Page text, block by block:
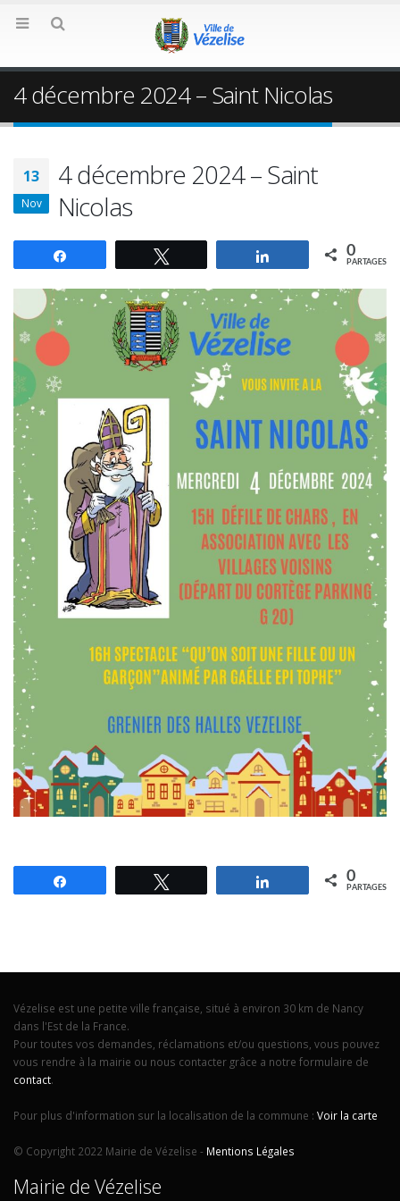
4 décembre 2024 – Saint Nicolas
13
Nov
4 décembre 2024 – Saint
Nicolas
Partagez 0
PARTAGES
Partagez 0
PARTAGES
Vézelise est une petite ville française, situé à environ 30 km de Nancy
dans l'Est de la France.
Pour toutes vos demandes, réclamations et/ou questions, vous pouvez
vous rendre à la mairie ou nous contacter grâce a notre formulaire de
contact.
Pour plus d'information sur la localisation de la commune : Voir la carte
© Copyright 2022 Mairie de Vézelise - Mentions Légales
Mairie de Vézelise